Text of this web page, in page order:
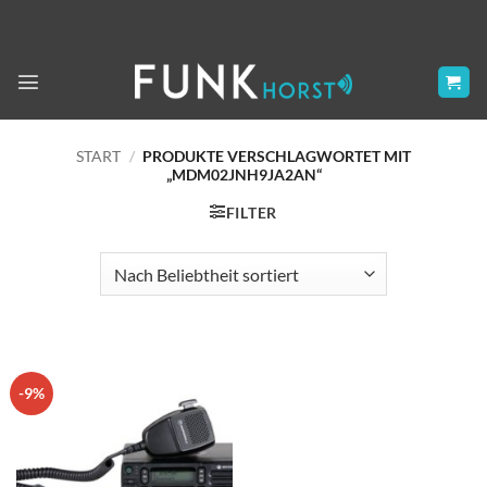
START / PRODUKTE VERSCHLAGWORTET MIT
„MDM02JNH9JA2AN“
FILTER
-9%